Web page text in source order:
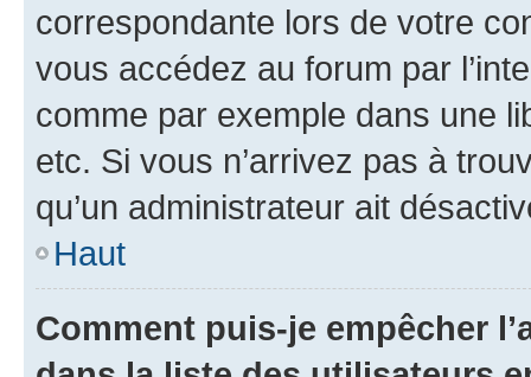
correspondante lors de votre
vous accédez au forum par
comme par exemple dans une
etc. Si vous n’arrivez pas à
qu’un administrateur ait
Haut
Comment puis-je empêcher